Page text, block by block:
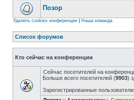
Позор
Удалить cookies конференции Наша команда
Список форумов
Кто сейчас на конференции
Сейчас посетителей на
Больше всего посетителей (9903)
Зарегистрированные пользователи: